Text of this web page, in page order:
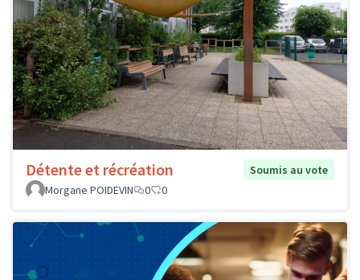
Détente et récréation
Soumis au vote
Morgane POIDEVIN
0 0